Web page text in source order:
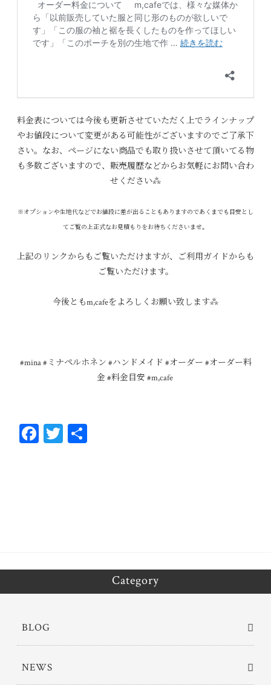
料金表については今後も更新させていただく上でラインナップ
やお値段について変更がある可能性がございますのでご了承下
さい。なお、ページにない商品でも取り扱いさせて頂いてる物
も多数ございますので、販売履歴などからお気軽にお問い合わ
せください⁂
※オプションや生地代などでお値段に差が出ることもありますのであくまでも目安とし
てご覧の上正式なお見積もりをお待ちくださいませ。
上記のリンクからもご覧いただけますが、ご利用ガイドからも
ご覧いただけます。
今後ともm,cafeをよろしくお願い致します⁂
#mina #ミナペルホネン #ハンドメイド #オーダー #オーダー料
金 #料金目安 #m,cafe
Fa T
Category
BLOG
NEWS